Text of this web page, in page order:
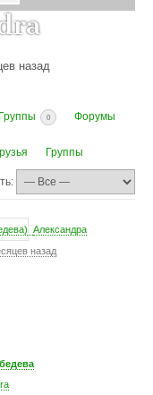
назад
Группы 0 Форумы
Группы
Александра
назад